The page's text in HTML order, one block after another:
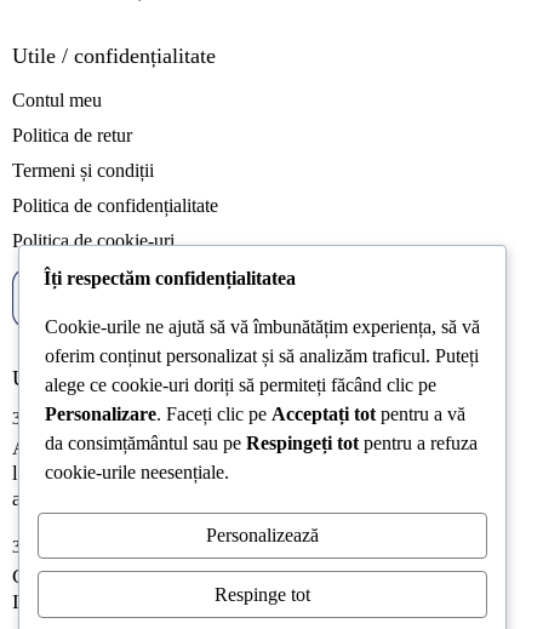
Utile / confidențialitate
Contul meu
Politica de retur
Termeni și condiții
Politica de confidențialitate
Politica de cookie-uri
Ultimele articole
31/07/2026
Acreditarea Școlii Postliceale CRSSE Timișoara confirmă
legalitatea și calitatea programului de formare a
antrenorilor
31/07/2026
CONEXIUNILE – LEGĂTURILE ÎNTRE JUCĂTORI,
IMPORTANȚA TACTICĂ ȘI FUNCȚIONALITATEA LOR
Îți respectăm confidențialitatea
Cookie-urile ne ajută să vă îmbunătățim experiența, să vă
oferim conținut personalizat și să analizăm traficul. Puteți
alege ce cookie-uri doriți să permiteți făcând clic pe
Personalizare. Faceți clic pe Acceptați tot pentru a vă
da consimțământul sau pe Respingeți tot pentru a refuza
cookie-urile neesențiale.
Personalizează
Respinge tot